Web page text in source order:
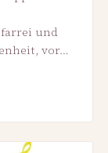
und
vor…